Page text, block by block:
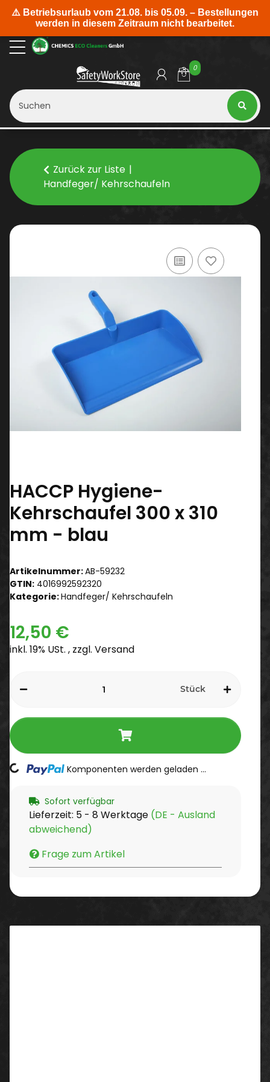
0
Zurück zur Liste
Handfeger/ Kehrschaufeln
HACCP Hygiene-
Kehrschaufel 300 x 310
mm - blau
Artikelnummer:AB-59232
GTIN: 4016992592320
Kategorie:Handfeger/ Kehrschaufeln
12,50 €
inkl. 19% USt. , zzgl. Versand
Stück
Loading... Komponenten werden geladen ...
Sofort verfügbar
Lieferzeit: 5 - 8 Werktage (DE - Ausland
abweichend)
Frage zum Artikel